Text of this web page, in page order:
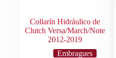
Collarín Hidráulico de
Clutch Versa/March/Note
2012-2019
Embragues